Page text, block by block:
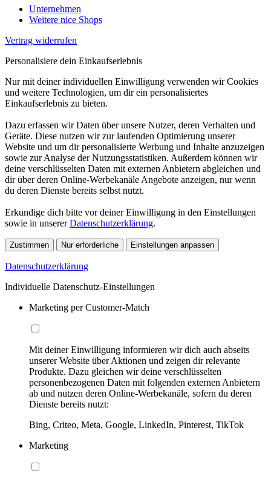
Unternehmen
Weitere nice Shops
Vertrag widerrufen
Personalisiere dein Einkaufserlebnis
Nur mit deiner individuellen Einwilligung verwenden wir Cookies
und weitere Technologien, um dir ein personalisiertes
Einkaufserlebnis zu bieten.
Dazu erfassen wir Daten über unsere Nutzer, deren Verhalten und
Geräte. Diese nutzen wir zur laufenden Optimierung unserer
Website und um dir personalisierte Werbung und Inhalte anzuzeigen
sowie zur Analyse der Nutzungsstatistiken. Außerdem können wir
deine verschlüsselten Daten mit externen Anbietern abgleichen und
dir über deren Online-Werbekanäle Angebote anzeigen, nur wenn
du deren Dienste bereits selbst nutzt.
Erkundige dich bitte vor deiner Einwilligung in den Einstellungen
sowie in unsererDatenschutzerklärung.
Zustimmen Nur erforderliche Einstellungen anpassen
Datenschutzerklärung
Individuelle Datenschutz-Einstellungen
Marketing per Customer-Match
Mit deiner Einwilligung informieren wir dich auch abseits
unserer Website über Aktionen und zeigen dir relevante
Produkte. Dazu gleichen wir deine verschlüsselten
personenbezogenen Daten mit folgenden externen Anbietern
ab und nutzen deren Online-Werbekanäle, sofern du deren
Dienste bereits nutzt:
Bing, Criteo, Meta, Google, LinkedIn, Pinterest, TikTok
Marketing